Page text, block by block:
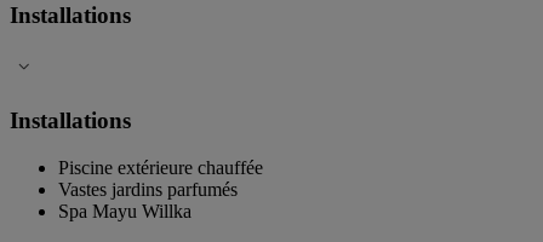
Installations
Installations
Piscine extérieure chauffée
Vastes jardins parfumés
Spa Mayu Willka